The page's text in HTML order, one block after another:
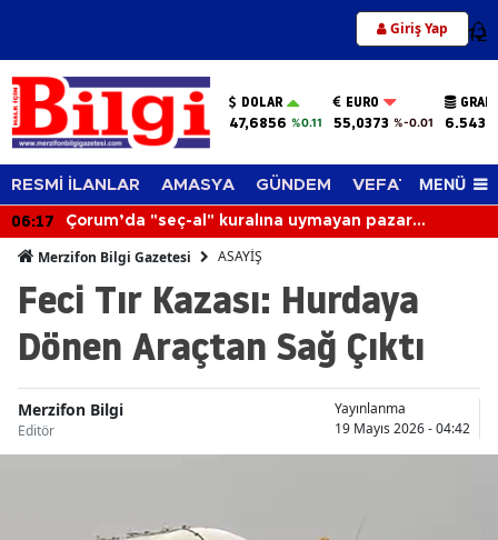
Giriş Yap 12
DOLAR
47,6856 %0.11
EURO
55,0373 %-0.01
RESMİ İLANLAR AMASYA GÜNDEM VEFAT EDENLER
MENÜ
06:17
Çorum’da "seç-al" kuralına uymayan pazar
Merzifon Bilgi Gazetesi ASAYİŞ
Feci Tır Kazası: Hurdaya
Dönen Araçtan Sağ Çıktı
Merzifon Bilgi
Editör
Yayınlanma
19 Mayıs 2026 - 04:42